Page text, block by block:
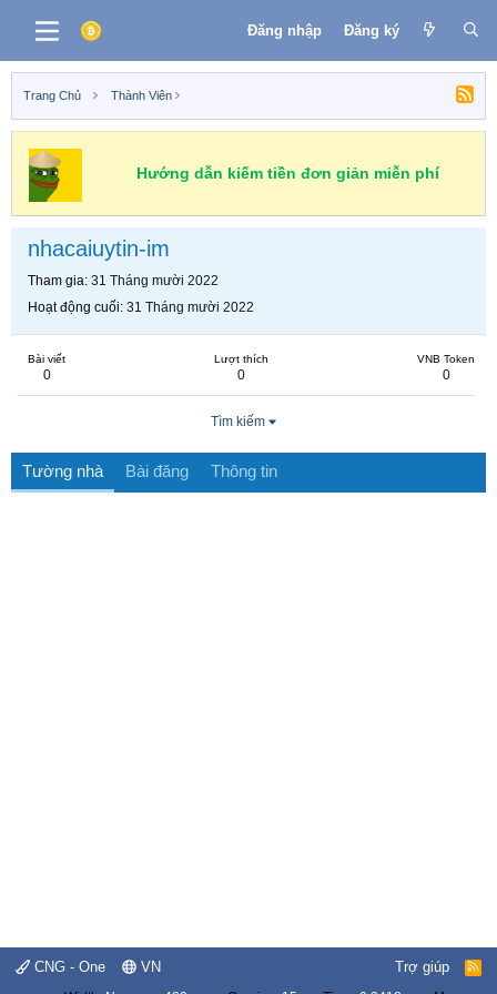
Đăng nhập Đăng ký
Trang Chủ Thành Viên
Hướng dẫn kiếm tiền đơn giản miễn phí
nhacaiuytin-im
Tham gia 31 Tháng mười 2022
Hoạt động cuối 31 Tháng mười 2022
Bài viết
0
Lượt thích
0
VNB Token
0
Tìm kiếm
Tường nhà Bài đăng Thông tin
CNG - One VN Trợ giúp
R